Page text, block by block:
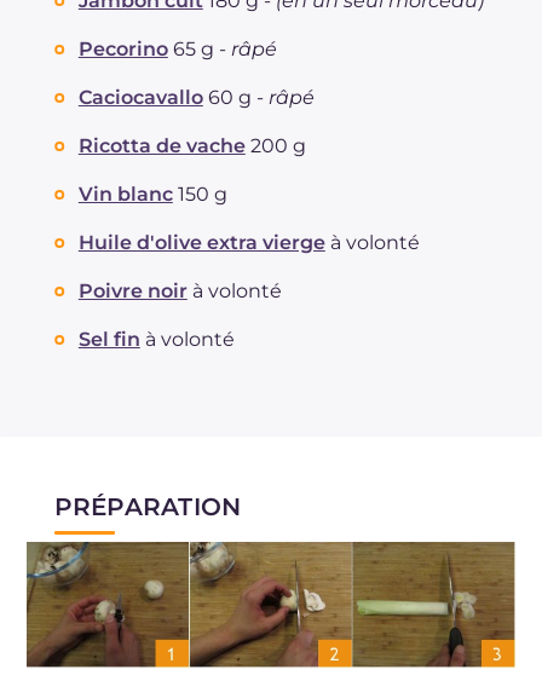
Pecorino 65 g - râpé
Caciocavallo 60 g - râpé
Ricotta de vache 200 g
Vin blanc 150 g
Huile d'olive extra vierge à volonté
Poivre noir à volonté
Sel fin à volonté
PRÉPARATION